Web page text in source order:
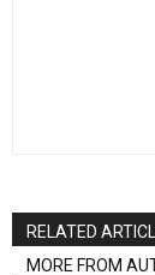
RELATED
MORE FROM